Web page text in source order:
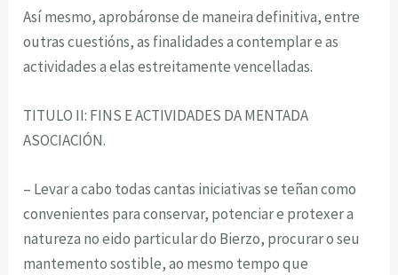
Así mesmo, aprobáronse de maneira definitiva, entre
outras cuestións, as finalidades a contemplar e as
actividades a elas estreitamente vencelladas.
TITULO II: FINS E ACTIVIDADES DA MENTADA
ASOCIACIÓN.
– Levar a cabo todas cantas iniciativas se teñan como
convenientes para conservar, potenciar e protexer a
natureza no eido particular do Bierzo, procurar o seu
mantemento sostible, ao mesmo tempo que